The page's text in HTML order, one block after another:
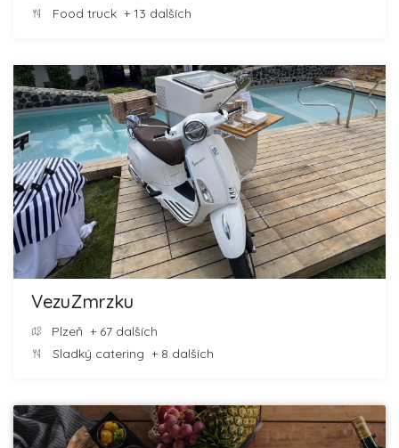
Food truck + 13 dalších
VezuZmrzku
Plzeň + 67 dalších
Sladký catering + 8 dalších